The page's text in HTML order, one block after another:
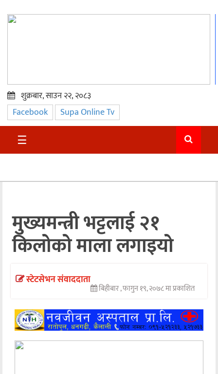
प्रमुख
समाचार
सुदुर
अन्तराष्ट्रिय
अन्तर्वार्ता
अर्थ
खेलकुद
अन्य
शुक्रबार, साउन २२, २०८३
Facebook Supa Online Tv
☰
मुख्यमन्त्री भट्टलाई २१
किलोको माला लगाइयो
स्टेटसेभन संवाददाता
बिहीबार , फागुन १९, २०७८ मा प्रकाशित